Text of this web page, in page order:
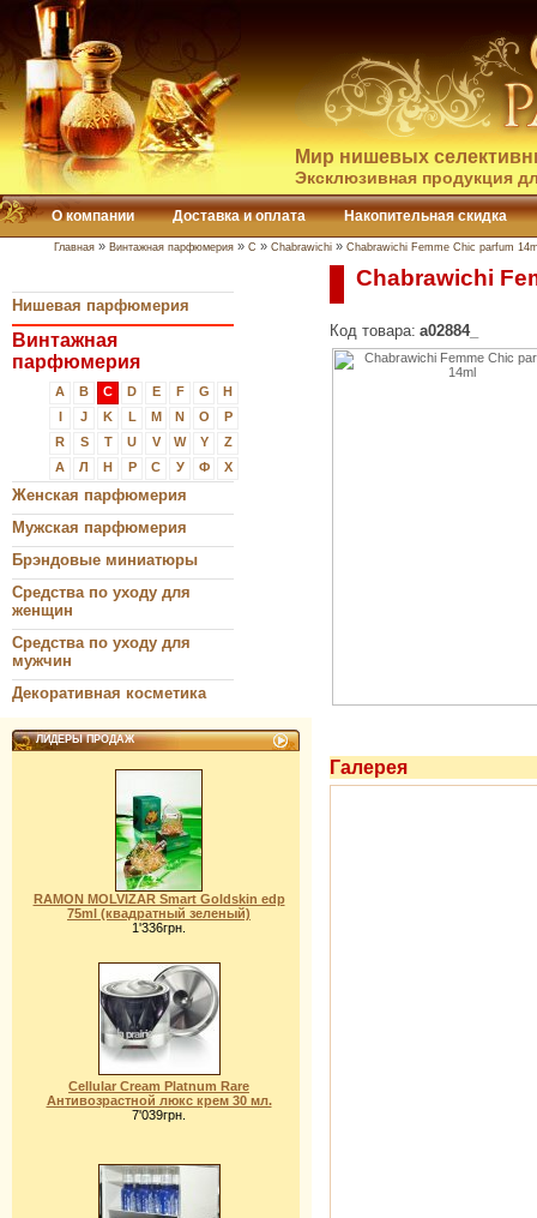
Мир нишевых
Эксклюзивная продукция
О компании Доставка и оплата Накопительная скидка
Главная » Винтажная парфюмерия » C » Chabrawichi » Chabrawichi Femme Chic parfum
Нишевая парфюмерия
Винтажная
парфюмерия
A B C D E F G
H
I
J K L M N O
P
R
S T U V W Y
Z
А
Л Н Р С У Ф Х
Женская парфюмерия
Мужская парфюмерия
Брэндовые миниатюры
Средства по уходу для
женщин
Средства по уходу для
мужчин
Декоративная косметика
ЛИДЕРЫ ПРОДАЖ
RAMON MOLVIZAR Smart Goldskin edp
75ml (квадратный зеленый)
1'336грн.
Cellular Cream Platnum Rare
Антивозрастной люкс крем 30 мл.
7'039грн.
Chabrawichi
Код товара: a02884_
Галерея